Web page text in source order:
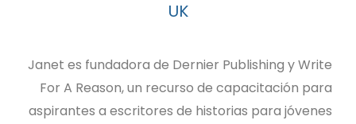
UK
Janet es fundadora de Dernier Publishing y Write
For A Reason, un recurso de capacitación para
aspirantes a escritores de historias para jóvenes